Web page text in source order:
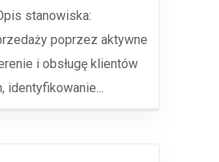
stanowiska:
poprzez aktywne
i obsługę klientów
identyfikowanie...